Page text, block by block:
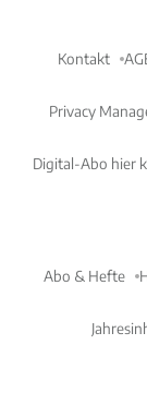
Kontakt
Privacy
Digital-Abo hier
Abo & Hefte